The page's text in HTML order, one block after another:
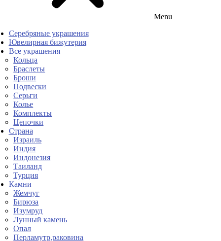
Menu
Серебряные украшения
Ювелирная бижутерия
Все украшения
Кольца
Браслеты
Броши
Подвески
Серьги
Колье
Комплекты
Цепочки
Страна
Израиль
Индия
Индонезия
Таиланд
Турция
Камни
Жемчуг
Бирюза
Изумруд
Лунный камень
Опал
Перламутр,раковина